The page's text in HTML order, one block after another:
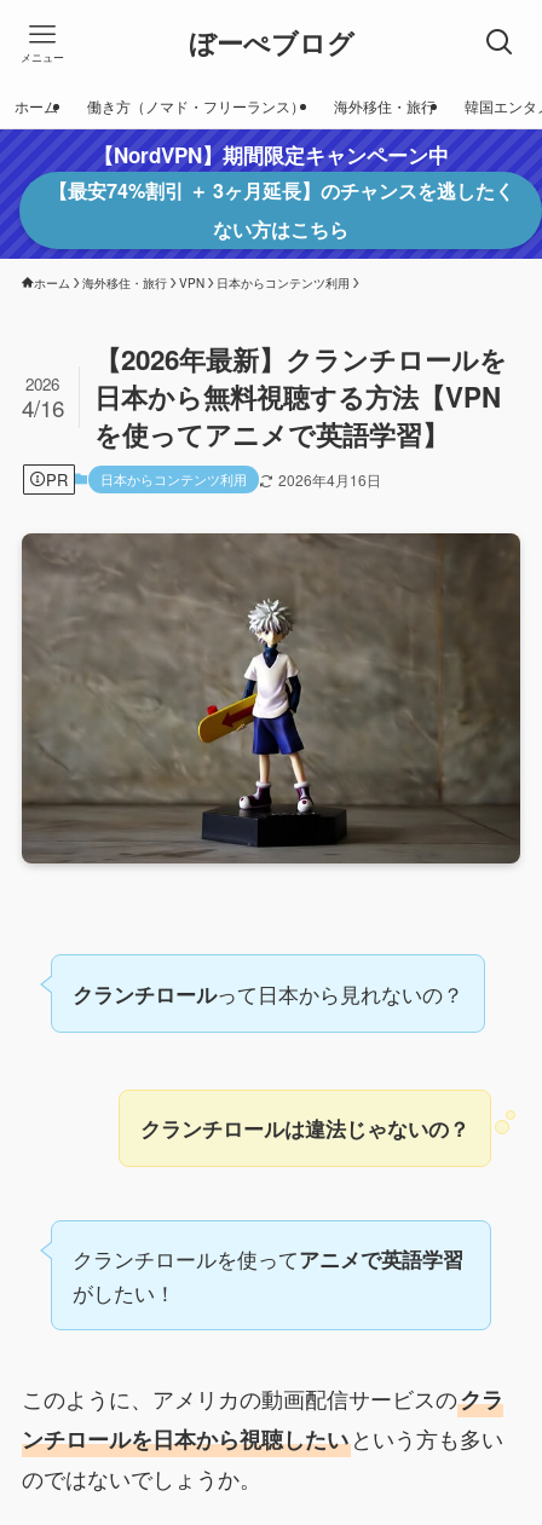
ぼーぺブログ
メニュー
ホーム 働き方（ノマド・フリーランス） 海外移住・旅行 韓国エンタ
【NordVPN】期間限定キャンペーン中
【最安74%割引 ＋ 3ヶ月延長】のチャンスを逃したく
ない方はこちら
ホーム 海外移住・旅行 VPN 日本からコンテンツ利用
【2026年最新】クランチロールを
日本から無料視聴する方法【VPN
を使ってアニメで英語学習】
2026
4/16
PR 日本からコンテンツ利用 2026年4月16日
クランチロールって日本から見れないの？
クランチロールは違法じゃないの？
クランチロールを使ってアニメで英語学習
がしたい！
このように、アメリカの動画配信サービスのクラ
ンチロールを日本から視聴したいという方も多い
のではないでしょうか。